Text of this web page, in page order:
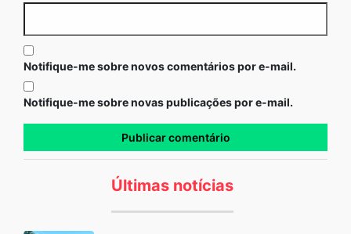
Notifique-me sobre novos comentários por e-mail.
Notifique-me sobre novas publicações por e-mail.
Últimas notícias